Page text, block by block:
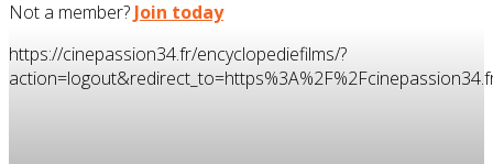
Not a member? Join today
https://cinepassion34.fr/encyclopediefilms/?